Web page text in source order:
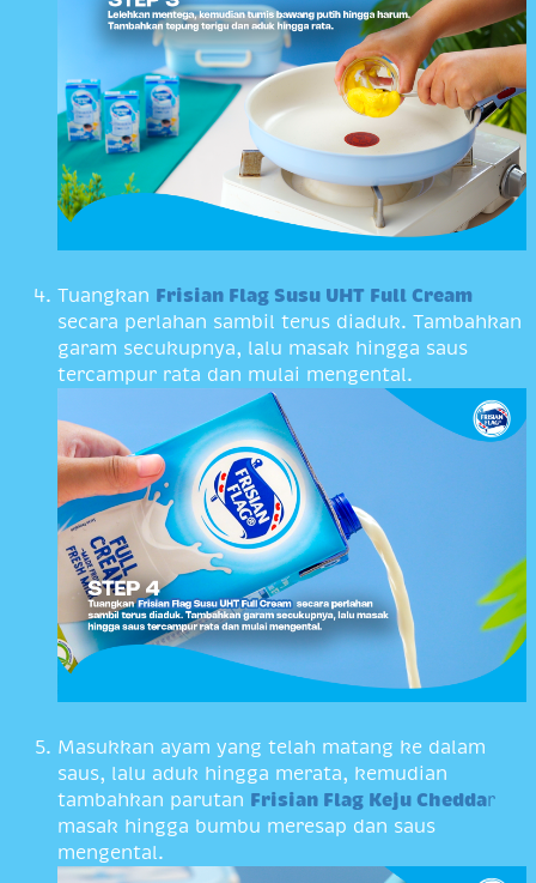
Tuangkan
Frisian Flag Susu UHT Full Cream
secara perlahan sambil terus diaduk. Tambahkan
garam secukupnya, lalu masak hingga saus
tercampur rata dan mulai mengental.
Masukkan ayam yang telah matang ke dalam
saus, lalu aduk hingga merata, kemudian
tambahkan parutan Frisian Flag Keju Cheddar
masak hingga bumbu meresap dan saus
mengental.